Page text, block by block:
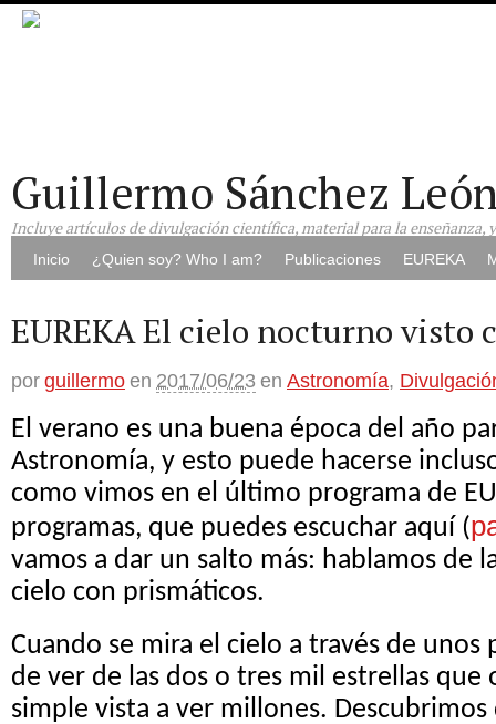
Guillermo Sánchez
Incluye artículos de divulgación científica, material para la enseñanza,
Inicio ¿Quien soy? Who I am? Publicaciones EUREKA
EUREKA El cielo nocturno visto
por guillermo en 2017/06/23 en Astronomía,
El verano es una buena época del año
Astronomía, y esto puede hacerse
como vimos en el último programa de
programas, que puedes escuchar aquí (
vamos a dar un salto más: hablamos de
cielo con prismáticos.
Cuando se mira el cielo a través de unos
de ver de las dos o tres mil estrellas que
simple vista a ver millones. Descubrimos